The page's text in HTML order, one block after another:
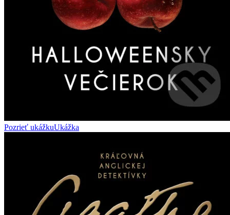
Pozrieť ukážkuUkážka